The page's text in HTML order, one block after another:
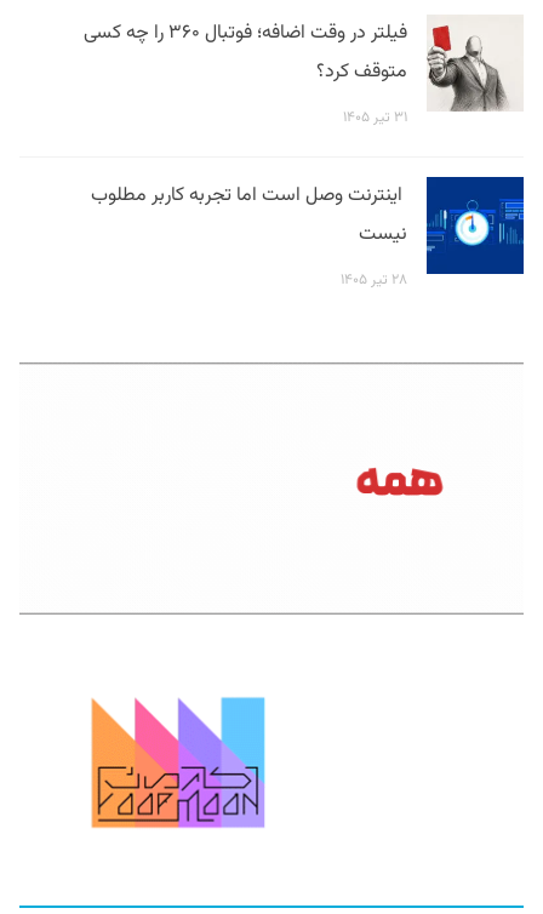
فیلتر در وقت اضافه؛ فوتبال ۳۶۰ را چه کسی
متوقف کرد؟
۳۱ تیر ۱۴۰۵
اینترنت وصل است اما تجربه کاربر مطلوب
نیست
۲۸ تیر ۱۴۰۵